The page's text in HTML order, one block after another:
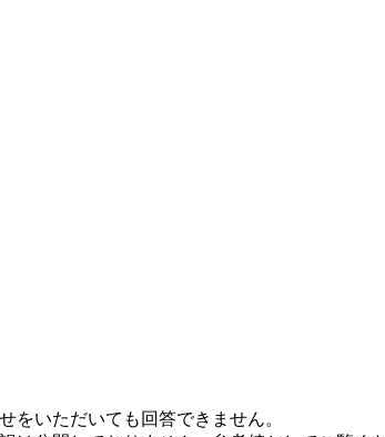
いただいても回答できません。